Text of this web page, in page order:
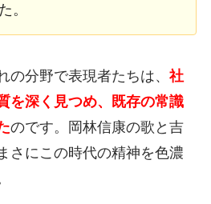
。
の分野で表現者たちは、 社
を深く見つめ、既存の常識
のです。岡林信康の歌と吉
さにこの時代の精神を色濃